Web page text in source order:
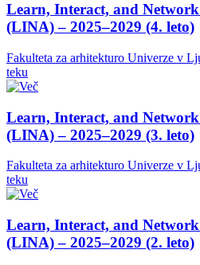
Learn, Interact, and
(LINA) – 2025–2029 (4. leto)
Fakulteta za arhitekturo Univerze v
teku
Learn, Interact, and
(LINA) – 2025–2029 (3. leto)
Fakulteta za arhitekturo Univerze v
teku
Learn, Interact, and
(LINA) – 2025–2029 (2. leto)